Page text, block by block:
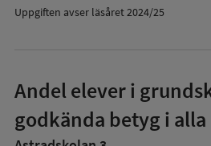
Uppgiften avser läsåret 2024/25
Andel elever i
godkända betyg i alla